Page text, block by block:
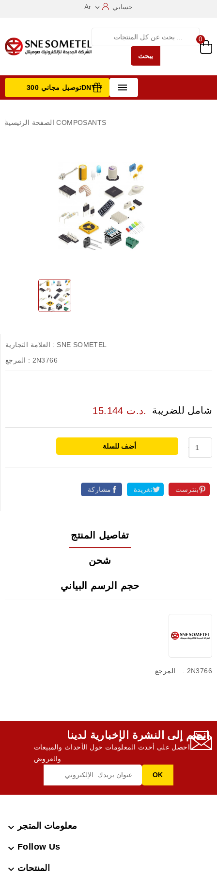
Ar  حسابي
يبحث
0
 توصيل مجاني 300DNT +
الصفحة الرئيسية COMPOSANTS
العلامة التجارية : SNE SOMETEL
المرجع : 2N3766
15.144 د.ت. شامل للضريبة
أضف للسلة
مشاركة تغريدة بنترست
تفاصيل المنتج
شحن
حجم الرسم البياني
المرجع : 2N3766
انضم إلى النشرة الإخبارية لدينا,
احصل على أحدث المعلومات حول الأحداث والمبيعات
والعروض
معلومات المتجر 
Follow Us

المنتجات